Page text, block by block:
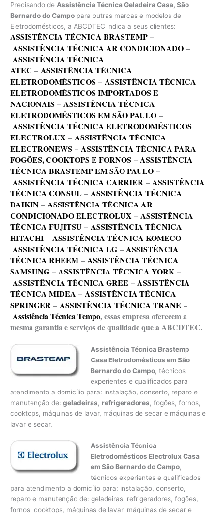
Precisando de Assistência Técnica Geladeira Casa, São
Bernardo do Campo para outras marcas e modelos de
Eletrodomésticos, a ABCDTEC indica a seus clientes:
ASSISTÊNCIA TÉCNICA BRASTEMP –
ASSISTÊNCIA TÉCNICA AR CONDICIONADO –
ASSISTÊNCIA TÉCNICA
ATEC –ASSISTÊNCIA TÉCNICA
ELETRODOMÉSTICOS –ASSISTÊNCIA TÉCNICA
ELETRODOMÉSTICOS IMPORTADOS E
NACIONAIS –ASSISTÊNCIA TÉCNICA
ELETRODOMÉSTICOS EM SÃO PAULO –
ASSISTÊNCIA TÉCNICA ELETRODOMÉSTICOS
ELECTROLUX –ASSISTÊNCIA TÉCNICA
ELECTRONEWS –ASSISTÊNCIA TÉCNICA PARA
FOGÕES, COOKTOPS E FORNOS –ASSISTÊNCIA
TÉCNICA BRASTEMP EM SÃO PAULO –
ASSISTÊNCIA TÉCNICA CARRIER –ASSISTÊNCIA
TÉCNICA CONSUL –ASSISTÊNCIA TÉCNICA
DAIKIN –ASSISTÊNCIA TÉCNICA AR
CONDICIONADO ELECTROLUX –ASSISTÊNCIA
TÉCNICA FUJITSU –ASSISTÊNCIA TÉCNICA
HITACHI –ASSISTÊNCIA TÉCNICA KOMECO –
ASSISTÊNCIA TÉCNICA LG –ASSISTÊNCIA
TÉCNICA RHEEM –ASSISTÊNCIA TÉCNICA
SAMSUNG –ASSISTÊNCIA TÉCNICA YORK–
ASSISTÊNCIA TÉCNICA GREE –ASSISTÊNCIA
TÉCNICA MIDEA –ASSISTÊNCIA TÉCNICA
SPRINGER –ASSISTÊNCIA TÉCNICA TRANE –
Assistência Técnica Tempo, essas empresa oferecem a
mesma garantia e serviços de qualidade que a ABCDTEC.
Assistência Técnica Brastemp
Casa Eletrodomésticos em São
Bernardo do Campo, técnicos
experientes e qualificados para
atendimento a domicílio para: instalação, conserto, reparo e
manutenção de:geladeiras, refrigeradores, fogões, fornos,
cooktops, máquinas de lavar, máquinas de secar e máquinas e
lavar e secar.
Assistência Técnica
Eletrodomésticos Electrolux Casa
em São Bernardo do Campo,
técnicos experientes e qualificados
para atendimento a domicílio para: instalação, conserto,
reparo e manutenção de: geladeiras, refrigeradores, fogões,
fornos, cooktops, máquinas de lavar, máquinas de secar e